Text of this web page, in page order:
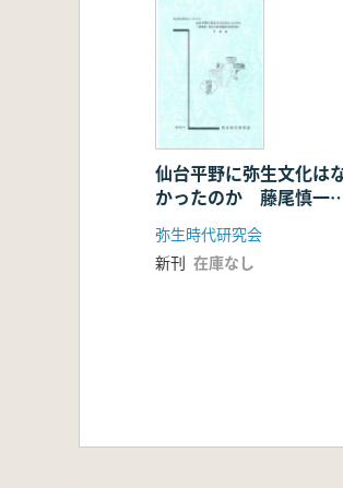
第3章 弥生時代
第3節 遺跡中央
第3分冊
第3章 弥生時代
第4節 遺跡北部
第5節 周辺の遺
第4章 総括
第1節 弥生時代
第2節 弥生時代
第3節 吉野ヶ里
仙台平野に弥生文化は
かったのか 藤尾慎一
氏の新説講演と意見交
換 予稿集
弥生時代研究会
新刊 在庫なし